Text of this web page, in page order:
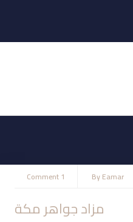
ByEamar
1 Comment
مزاد جواهر مكة